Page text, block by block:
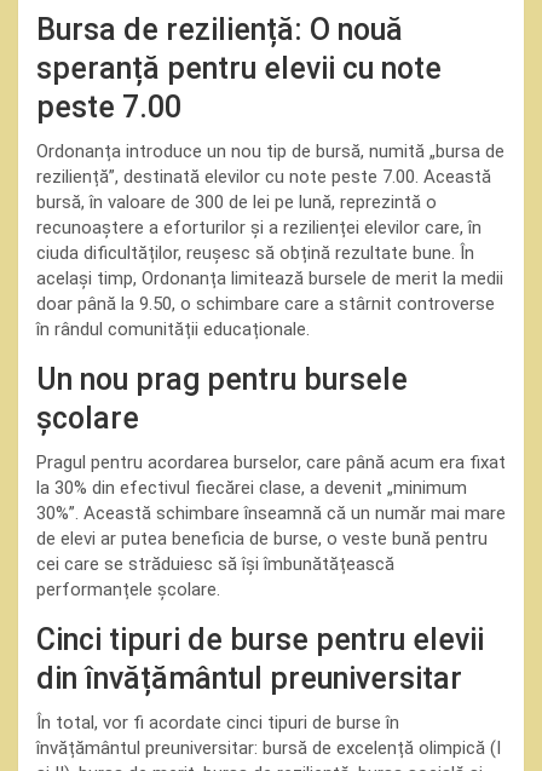
Bursa de reziliență: O nouă
speranță pentru elevii cu note
peste 7.00
Ordonanța introduce un nou tip de bursă, numită „bursa de
reziliență”, destinată elevilor cu note peste 7.00. Această
bursă, în valoare de 300 de lei pe lună, reprezintă o
recunoaștere a eforturilor și a rezilienței elevilor care, în
ciuda dificultăților, reușesc să obțină rezultate bune. În
același timp, Ordonanța limitează bursele de merit la medii
doar până la 9.50, o schimbare care a stârnit controverse
în rândul comunității educaționale.
Un nou prag pentru bursele
școlare
Pragul pentru acordarea burselor, care până acum era fixat
la 30% din efectivul fiecărei clase, a devenit „minimum
30%”. Această schimbare înseamnă că un număr mai mare
de elevi ar putea beneficia de burse, o veste bună pentru
cei care se străduiesc să își îmbunătățească
performanțele școlare.
Cinci tipuri de burse pentru elevii
din învățământul preuniversitar
În total, vor fi acordate cinci tipuri de burse în
învățământul preuniversitar: bursă de excelență olimpică (I